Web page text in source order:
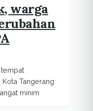
warga
Tangerang
minim